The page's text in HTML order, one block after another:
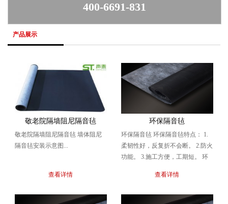
400-6691-831
产品展示
敬老院隔墙阻尼隔音毡
敬老院隔墙阻尼隔音毡 墙体阻尼
隔音毡安装示意图...
查看详情
环保隔音毡
环保隔音毡 环保隔音毡特点： 1.
柔韧性好，反复折不会断。 2.防火
功能。 3.施工方便，工期短。 环
查看详情